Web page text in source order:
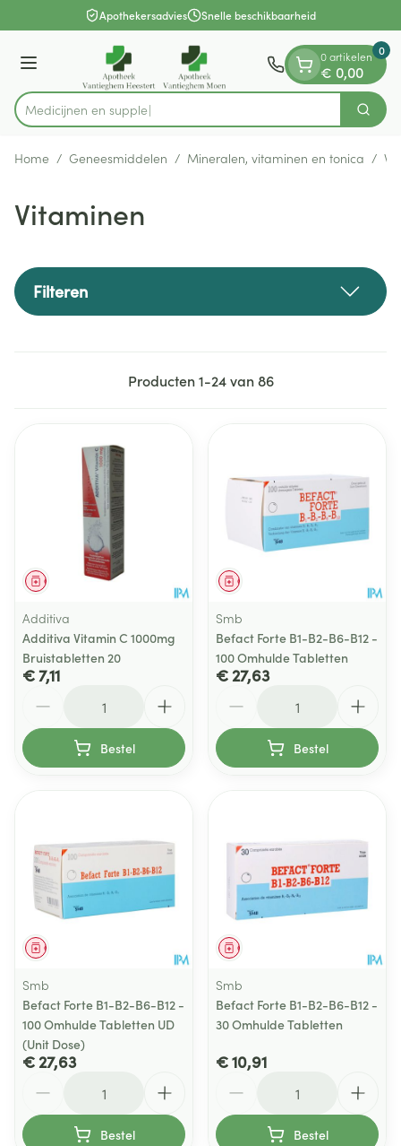
Ga naar de inhoudApothekersadvies Snelle beschikbaarheid
Menu
Product, merk, categorie... Zoek
0 artikelen
€ 0,00
0
Home / Geneesmiddelen / Mineralen, vitaminen en tonica /
Vitaminen
Filteren
Producten1-24van86
Geneesmiddel
Additiva
Additiva Vitamin C 1000mg
Bruistabletten 20
€ 7,11
Bestel
Geneesmiddel
Smb
Befact Forte B1-B2-B6-B12 -
100 Omhulde Tabletten
€ 27,63
Bestel
Geneesmiddel
Smb
Befact Forte B1-B2-B6-B12 -
100 Omhulde Tabletten UD
(Unit Dose)
€ 27,63
Bestel
Geneesmiddel
Smb
Befact Forte B1-B2-B6-B12 -
30 Omhulde Tabletten
€ 10,91
Bestel